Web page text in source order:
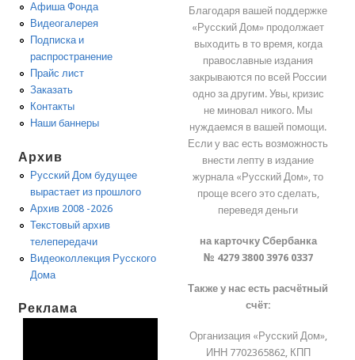
Афиша Фонда
Видеогалерея
Подписка и
распространение
Прайс лист
Заказать
Контакты
Наши баннеры
Архив
Русский Дом будущее
вырастает из прошлого
Архив 2008 -2026
Текстовый архив
телепередачи
Видеоколлекция Русского
Дома
Реклама
Благодаря вашей поддержке
«Русский Дом» продолжает
выходить в то время, когда
православные издания
закрываются по всей России
одно за другим. Увы, кризис
не миновал никого. Мы
нуждаемся в вашей помощи.
Если у вас есть возможность
внести лепту в издание
журнала «Русский Дом», то
проще всего это сделать,
переведя деньги
на карточку Сбербанка
№ 4279 3800 3976 0337
Также у нас есть расчётный
счёт:
Организация «Русский Дом»,
ИНН 7702365862, КПП